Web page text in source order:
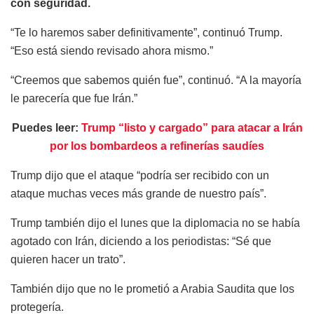
con seguridad.
“Te lo haremos saber definitivamente”, continuó Trump.
“Eso está siendo revisado ahora mismo.”
“Creemos que sabemos quién fue”, continuó. “A la mayoría
le parecería que fue Irán.”
Puedes leer: Trump “listo y cargado” para atacar a Irán
por los bombardeos a refinerías saudíes
Trump dijo que el ataque “podría ser recibido con un
ataque muchas veces más grande de nuestro país”.
Trump también dijo el lunes que la diplomacia no se había
agotado con Irán, diciendo a los periodistas: “Sé que
quieren hacer un trato”.
También dijo que no le prometió a Arabia Saudita que los
protegería.